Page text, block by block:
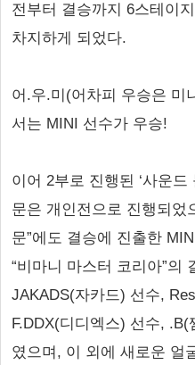
전부터 결승까지 6스테이
차지하게 되었다.
어.우.미(어차피 우승은 미
서는 MINI 선수가 우승!
이어 2부로 진행된 ‘사운드
문은 개인전으로 진행되었
문”에도 결승에 진출한
“비마니 마스터 코리아”의
JAKADS(자카드) 선수,
F.DDX(디디엑스) 선수,
였으며, 이 외에 새로운 얼